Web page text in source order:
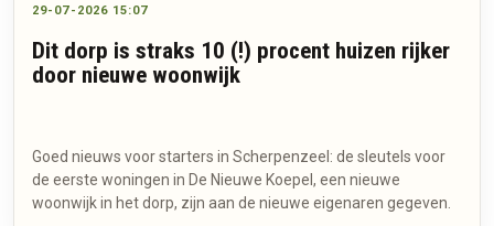
29-07-2026 15:07
Dit dorp is straks 10 (!) procent huizen rijker
door nieuwe woonwijk
Goed nieuws voor starters in Scherpenzeel: de sleutels voor
de eerste woningen in De Nieuwe Koepel, een nieuwe
woonwijk in het dorp, zijn aan de nieuwe eigenaren gegeven.